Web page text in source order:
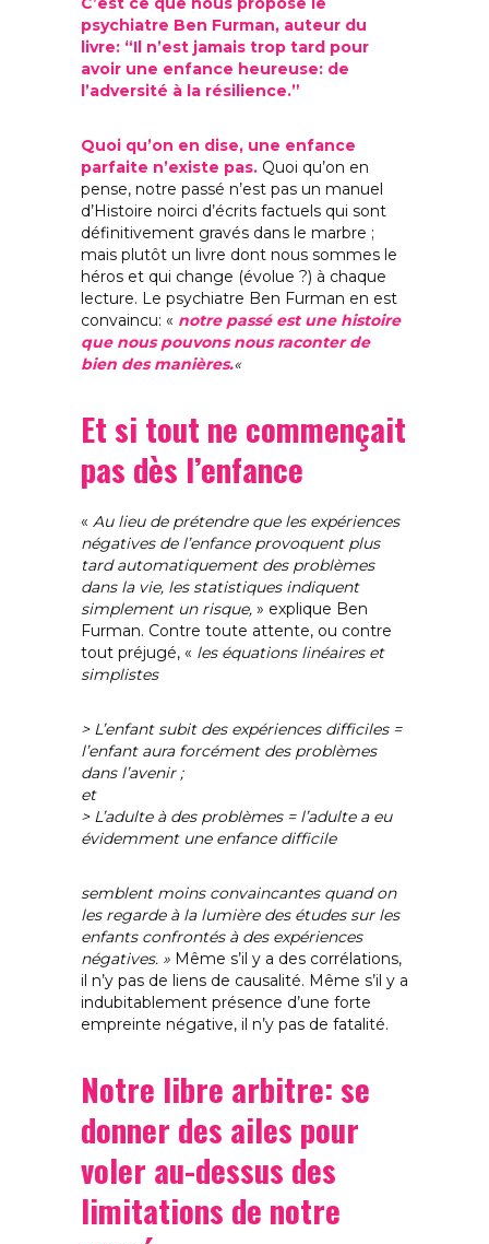
psychiatre Ben Furman, auteur du
livre: “Il n’est jamais trop tard pour
avoir une enfance heureuse: de
l’adversité à la résilience.”
Quoi qu’on en dise, une enfance
parfaite n’existe pas. Quoi qu’on en
pense, notre passé n’est pas un manuel
d’Histoire noirci d’écrits factuels qui sont
définitivement gravés dans le marbre ;
mais plutôt un livre dont nous sommes le
héros et qui change (évolue ?) à chaque
lecture. Le psychiatre Ben Furman en est
convaincu: « notre passé est une histoire
que nous pouvons nous raconter de
bien des manières.«
Et si tout ne commençait
pas dès l’enfance
« Au lieu de prétendre que les expériences
négatives de l’enfance provoquent plus
tard automatiquement des problèmes
dans la vie, les statistiques indiquent
simplement un risque, » explique Ben
Furman. Contre toute attente, ou contre
tout préjugé, « les équations linéaires et
simplistes
> L’enfant subit des expériences difficiles =
l’enfant aura forcément des problèmes
dans l’avenir ;
et
> L’adulte à des problèmes = l’adulte a eu
évidemment une enfance difficile
semblent moins convaincantes quand on
les regarde à la lumière des études sur les
enfants confrontés à des expériences
négatives. » Même s’il y a des corrélations,
il n’y pas de liens de causalité. Même s’il y a
indubitablement présence d’une forte
empreinte négative, il n’y pas de fatalité.
Notre libre arbitre: se
donner des ailes pour
voler au-dessus des
limitations de notre